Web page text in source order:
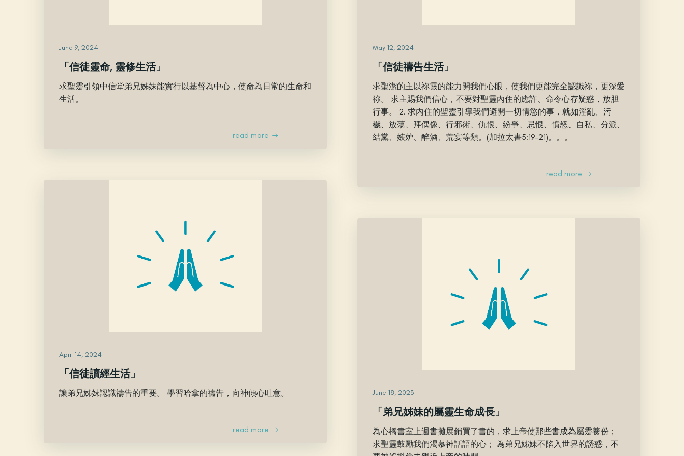
June 9, 2024
「信徒靈命, 靈修生活」
求聖靈引領中信堂弟兄姊妹能實行以基督為中心，使命為日常的生命和
生活。
read more
May 12, 2024
「信徒禱告生活」
求聖潔的主以祢靈的能力開我們心眼，使我們更能完全認識祢，更深愛
祢。 求主賜我們信心，不要對聖靈內住的應許、命令心存疑惑，放胆
行事。 2. 求內住的聖靈引導我們避開一切情慾的事，就如淫亂、污
穢、放蕩、拜偶像、行邪術、仇恨、紛爭、忌恨、憤怒、自私、分派、
結黨、嫉妒、醉酒、荒宴等類。(加拉太書5:19-21)。。。
read more
April 14, 2024
「信徒讀經生活」
讓弟兄姊妺認識禱告的重要。 學習哈拿的禱告，向神傾心吐意。
read more
June 18, 2023
「弟兄姊妹的屬靈生命成長」
為心橋書室上週書攤展銷買了書的，求上帝使那些書成為屬靈養份；
求聖靈鼓勵我們渴慕神話語的心； 為弟兄姊妹不陷入世界的誘惑，不